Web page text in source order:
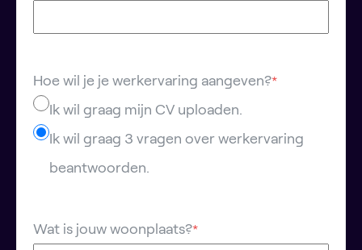
Hoe wil je je werkervaring aangeven?*
Ik wil graag mijn CV uploaden.
Ik wil graag 3 vragen over werkervaring
beantwoorden.
Wat is jouw woonplaats?*